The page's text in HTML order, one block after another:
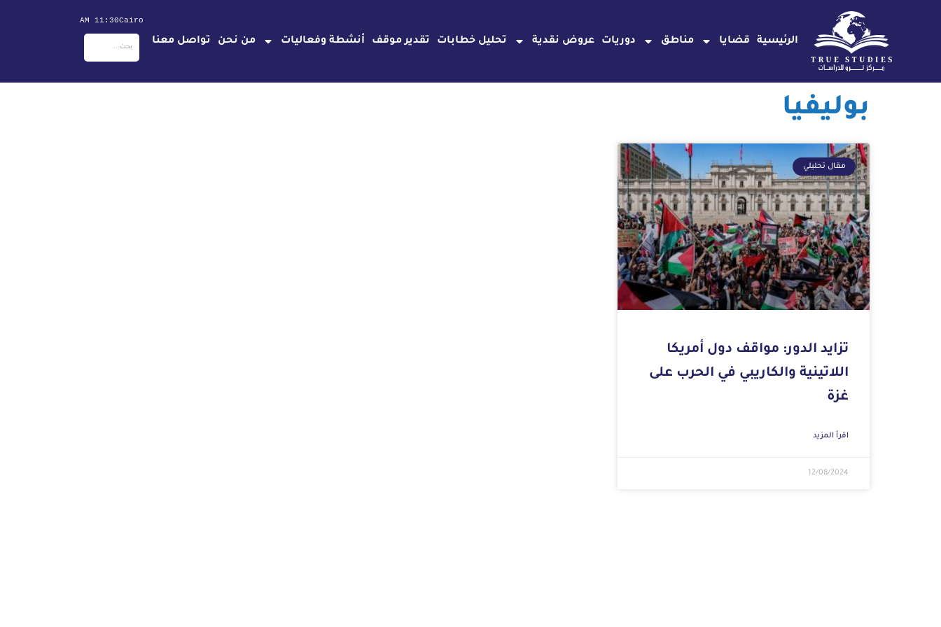
الرئيسية قضايا مناطق دوريات عروض نقدية تحليل خطابات تقدير موقف أنشطة وفعاليات من نحن تواصل معنا
Cairo
11:30 AM
بوليفيا
مقال تحليلي
تزايد الدور: مواقف دول أمريكا
اللاتينية والكاريبي في الحرب على
غزة
اقرأ المزيد
12/08/2024